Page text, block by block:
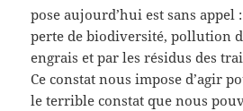
pose aujourd’hui est sans appel
perte de biodiversité, pollution
engrais et par les résidus des
Ce constat nous impose d’agir
le terrible constat que nous